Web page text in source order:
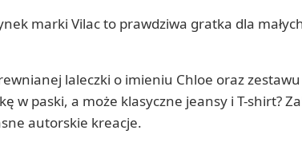
marki Vilac to prawdziwa gratka dla
laleczki o imieniu Chloe oraz
w paski, a może klasyczne jeansy i T-
autorskie kreacje.